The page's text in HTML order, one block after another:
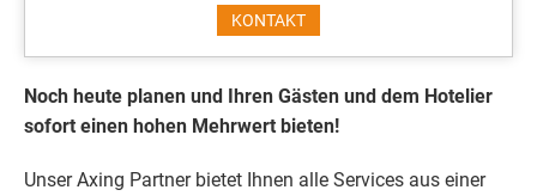
KONTAKT
Noch heute planen und Ihren Gästen und dem Hotelier
sofort einen hohen Mehrwert bieten!
Unser Axing Partner bietet Ihnen alle Services aus einer